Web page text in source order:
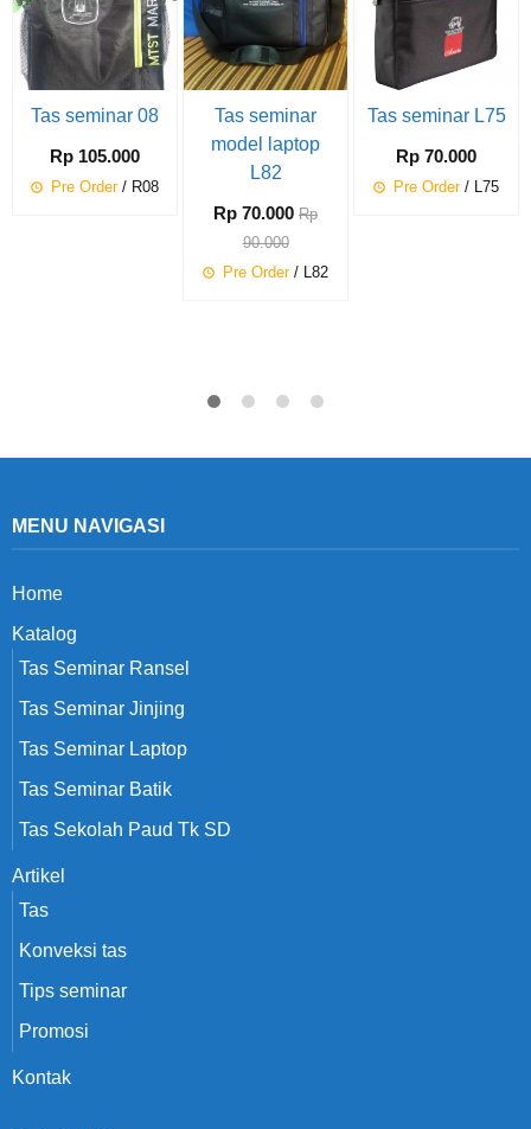
Tas seminar 08
Rp 105.000
Pre Order/ R08
Tas seminar
model laptop
L82
Rp 70.000 Rp
90.000
Pre Order/ L82
Tas seminar L75
Rp 70.000
Pre Order/ L75
MENU NAVIGASI
Home
Katalog
Tas Seminar Ransel
Tas Seminar Jinjing
Tas Seminar Laptop
Tas Seminar Batik
Tas Sekolah Paud Tk SD
Artikel
Tas
Konveksi tas
Tips seminar
Promosi
Kontak